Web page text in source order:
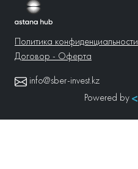
Политика конфиденциальности
Договор - Оферта
info@sber-invest.kz
Powered by